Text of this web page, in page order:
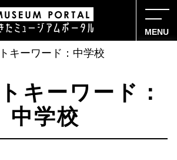
MENU
キーワード：中学校
キーワード：
中学校